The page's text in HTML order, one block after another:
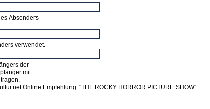
Absenders
verwendet.
der
mit
Online Empfehlung: "THE ROCKY HORROR PICTURE SHOW"